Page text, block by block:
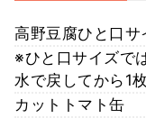
高野豆腐ひと口サ
※ひと口サイズで
水で戻してから1
カットトマト缶